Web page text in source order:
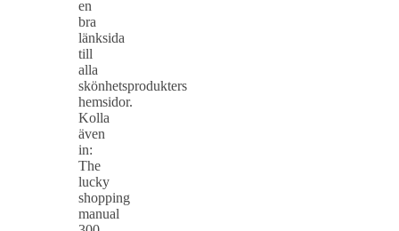
en
bra
länksida
till
alla
skönhetsprodukters
hemsidor.
Kolla
även
in:
The
lucky
shopping
manual